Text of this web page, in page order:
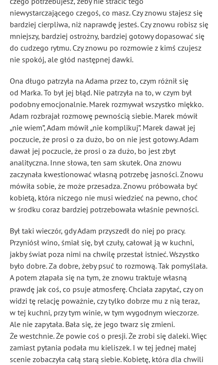
niewystarczającego czegoś, co masz. Czy znowu stajesz się
bardziej cierpliwa, niż naprawdę jesteś. Czy znowu robisz się
mniejszy, bardziej ostrożny, bardziej gotowy dopasować się
do cudzego rytmu. Czy znowu po rozmowie z kimś czujesz
nie spokój, ale głód następnej dawki.
Ona długo patrzyła na Adama przez to, czym różnił się
od Marka. To był jej błąd. Nie patrzyła na to, w czym był
podobny emocjonalnie. Marek rozmywał wszystko miękko.
Adam rozbrajał rozmowę pewnością siebie. Marek mówił
„nie wiem”, Adam mówił „nie komplikuj”. Marek dawał jej
poczucie, że prosi o za dużo, bo on nie jest gotowy. Adam
dawał jej poczucie, że prosi o za dużo, bo jest zbyt
analityczna. Inne słowa, ten sam skutek. Ona znowu
zaczynała kwestionować własną potrzebę jasności. Znowu
mówiła sobie, że może przesadza. Znowu próbowała być
kobietą, która niczego nie musi wiedzieć na pewno, choć
w środku coraz bardziej potrzebowała właśnie pewności.
Był taki wieczór, gdy Adam przyszedł do niej po pracy.
Przyniósł wino, śmiał się, był czuły, całował ją w kuchni,
jakby świat poza nimi na chwilę przestał istnieć. Wszystko
było dobre. Za dobre, żeby psuć to rozmową. Tak pomyślała.
A potem złapała się na tym, że znowu traktuje własną
prawdę jak coś, co psuje atmosferę. Chciała zapytać, czy on
widzi tę relację poważnie, czy tylko dobrze mu z nią teraz,
w tej kuchni, przy tym winie, w tym wygodnym wieczorze.
Ale nie zapytała. Bała się, że jego twarz się zmieni.
Że westchnie. Że powie coś o presji. Że zrobi się daleki. Więc
zamiast pytania podała mu kieliszek. I w tej jednej małej
scenie zobaczyła całą starą siebie. Kobietę, która dla chwili